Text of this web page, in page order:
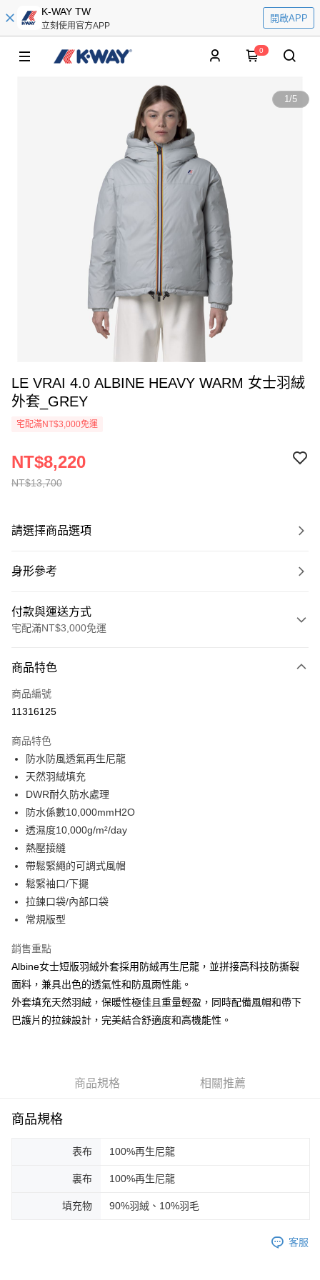
K-WAY TW
立刻使用官方APP
開啟APP
0
1/5
LE VRAI 4.0 ALBINE HEAVY WARM 女士羽絨
外套_GREY
宅配滿NT$3,000免運
NT$13,700
NT$8,220
請選擇商品選項
身形參考
付款與運送方式
宅配滿NT$3,000免運
信用卡一次付款
信用卡分期付款
合作金庫商業銀行
華南商業銀行
上海商業儲蓄銀行
國泰世華商業銀行
臺灣中小企業銀行
匯豐（台灣）商業銀行
聯邦商業銀行
元大商業銀行
玉山商業銀行
台新國際商業銀行
台灣樂天信用卡公司
LINE Pay
Apple Pay
街口支付
悠遊付
AFTEE先享後付
相關說明
【關於「AFTEE先享後付」】
便利好安心！
１．簡單：不需註冊會員、不需綁卡、不需儲值。
２．便利：只要手機號碼，簡訊認證，即可結帳。
３．安心：先確認商品／服務後，再付款。
【「AFTEE先享後付」結帳流程】
１．於結帳方式選擇「AFTEE先享後付」後，將跳轉至「AFTEE先享後付」
※ 請注意：結帳手續完成當下不需立刻繳費，但若您需要取消訂單，請聯絡
後付繳納相關費用。
※ 交易是否成功請以「AFTEE先享後付 」之結帳頁面顯示為準，若有關於
客戶支援中心」https://netprotections.freshdesk.com/support/home
易，需依本服務之必要範圍內提供個人資料，並將交易相關給付款項請求債
權轉讓予恩沛科技股份有限公司。
運送方式
黑貓宅急便配送到府
每筆NT$120，滿NT$3,000(含以上)免運費
商品特色
商品編號
11316125
商品特色
防水防風透氣再生尼龍
天然羽絨填充
DWR耐久防水處理
防水係數10,000mmH2O
透濕度10,000g/m²/day
熱壓接縫
帶鬆緊繩的可調式風帽
鬆緊袖口/下擺
拉鍊口袋/內部口袋
常規版型
銷售重點
Albine女士短版羽絨外套採用防絨再生尼龍，並拼接高科技防撕裂
面料，兼具出色的透氣性和防風雨性能。
外套填充天然羽絨，保暖性極佳且重量輕盈，同時配備風帽和帶下
巴護片的拉鍊設計，完美結合舒適度和高機能性。
商品規格 相關推薦
商品規格
表布 100%再生尼龍
裏布 100%再生尼龍
填充物 90%羽絨、10%羽毛
客服